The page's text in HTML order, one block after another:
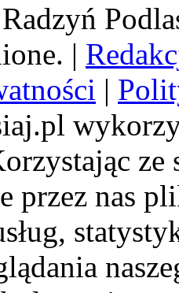
|
|
przez nas